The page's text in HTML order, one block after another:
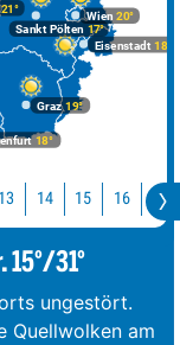
Graz19°
18°
Wien 20°
Eisenstadt 18°
Sankt Pölten 17°
13 14 15 16 17
15°/31°
ungestört.
Quellwolken am